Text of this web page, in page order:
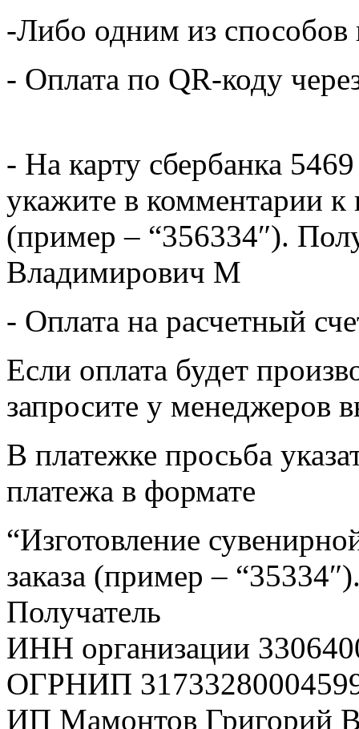
-Либо одним из
- Оплата по QR-коду
- На карту сбербанка
укажите в комментарии к
(пример – “356334″).
Владимирович М
- Оплата на расчетный
Если оплата будет
запросите у менеджеров
В платежке просьба
платежа в формате
“Изготовление
заказа (пример –
Получатель
ИНН организации
ОГРНИП
ИП Мамонтов Григорий